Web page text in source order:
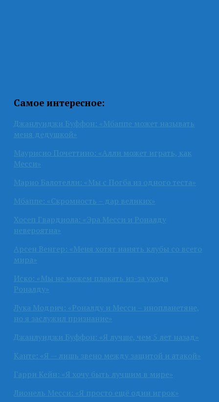
Самое интересное:
Джанлуиджи Буффон: «Мбаппе может называть
меня дедушкой»
Маурисио Почеттино: «Алли может играть, как
Месси»
Марио Балотелли: «Мы с Погба из одного теста»
Мбаппе: «Скромность – дар великих»
Хосеп Гвардиола: «Эра Месси и Роналду
невероятна»
Арсен Венгер: «Меня хотят нанять клубы со всего
мира»
Иско: «Мы не можем плакать из-за ухода
Роналду»
Лука Модрич: «Роналду и Месси – инопланетяне,
но я заслужил признание»
Джанлуиджи Буффон: «Я лучше, чем 5 лет назад»
Канте: «Я — лишь звено между защитой и атакой»
Гарри Кейн: «Я хочу быть лучшим в мире»
Лионель Месси: «Я просто ещё один игрок»